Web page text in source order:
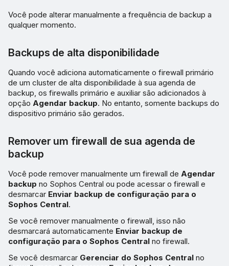
Você pode alterar manualmente a frequência de backup a
qualquer momento.
Backups de alta disponibilidade
Quando você adiciona automaticamente o firewall primário
de um cluster de alta disponibilidade à sua agenda de
backup, os firewalls primário e auxiliar são adicionados à
opção Agendar backup. No entanto, somente backups do
dispositivo primário são gerados.
Remover um firewall de sua agenda de
backup
Você pode remover manualmente um firewall de Agendar
backup no Sophos Central ou pode acessar o firewall e
desmarcar Enviar backup de configuração para o
Sophos Central.
Se você remover manualmente o firewall, isso não
desmarcará automaticamente Enviar backup de
configuração para o Sophos Central no firewall.
Se você desmarcar Gerenciar do Sophos Central no